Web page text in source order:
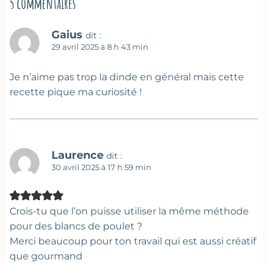
Gaius dit :
29 avril 2025 à 8 h 43 min
Je n’aime pas trop la dinde en général mais cette
recette pique ma curiosité !
Laurence dit :
30 avril 2025 à 17 h 59 min
Crois-tu que l’on puisse utiliser la même méthode
pour des blancs de poulet ?
Merci beaucoup pour ton travail qui est aussi créatif
que gourmand